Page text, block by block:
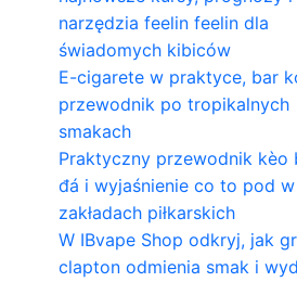
narzędzia feelin feelin dla
świadomych kibiców
E-cigarete w praktyce, bar
przewodnik po tropikalnych
smakach
Praktyczny przewodnik kèo
đá i wyjaśnienie co to pod w
zakładach piłkarskich
W IBvape Shop odkryj, jak
clapton odmienia smak i